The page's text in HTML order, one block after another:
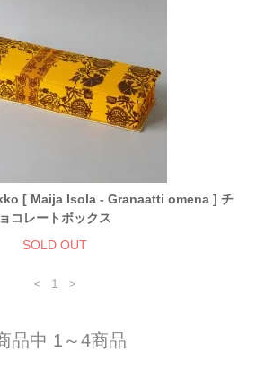
[ Maija Isola - Granaatti omena ] チ
ョコレートボックス
SOLD OUT
< 1 >
品中 1～4商品